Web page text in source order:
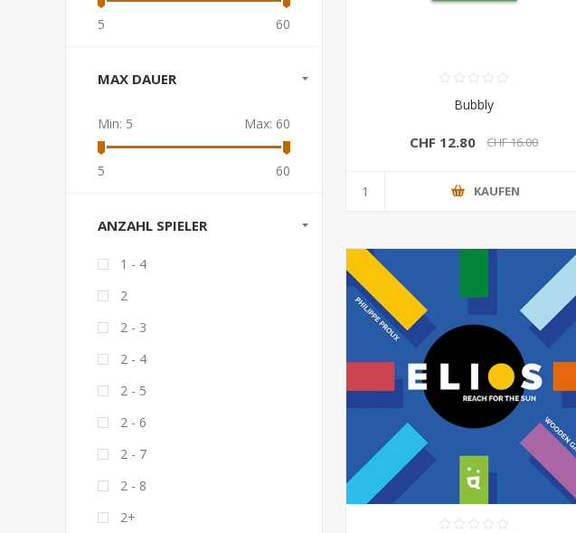
Bubbly
CHF 12.80 CHF 16.00
KAUFEN
5 60
MAX DAUER
Min: 5 Max: 60
5 60
ANZAHL SPIELER
1 - 4
2
2 - 3
2 - 4
2 - 5
2 - 6
2 - 7
2 - 8
2+